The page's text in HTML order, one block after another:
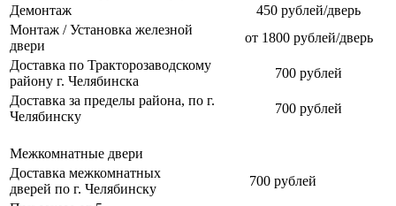
Демонтаж
450 рублей/дверь
Монтаж / Установка железной
двери
от 1800 рублей/дверь
Доставка по Тракторозаводскому
району г. Челябинска
700 рублей
Доставка за пределы района, по г.
Челябинску
700 рублей
Межкомнатные двери
Доставка межкомнатных
дверей по г. Челябинску
700 рублей